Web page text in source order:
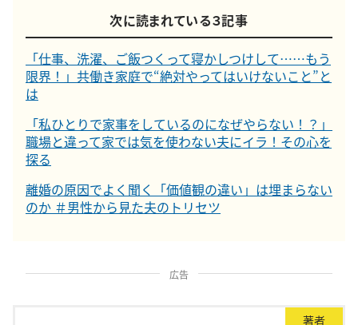
次に読まれている３記事
「仕事、洗濯、ご飯つくって寝かしつけして……もう
限界！」共働き家庭で“絶対やってはいけないこと”と
は
「私ひとりで家事をしているのになぜやらない！？」
職場と違って家では気を使わない夫にイラ！その心を
探る
離婚の原因でよく聞く「価値観の違い」は埋まらない
のか ＃男性から見た夫のトリセツ
広告
著者